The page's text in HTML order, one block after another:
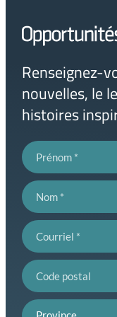
Lien
page
Renseignez-
nouvelles, le
histoires
Prénom
Nom
Courriel
Code postal
Province